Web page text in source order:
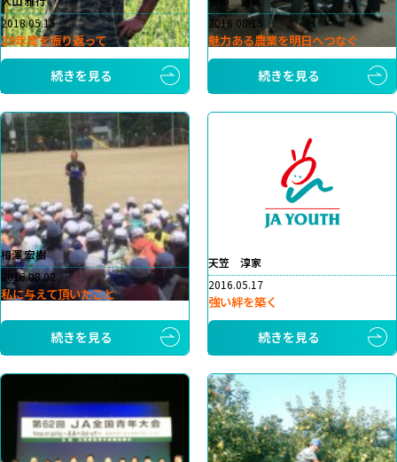
2018.05.15
29年度を振り返って
続きを見る
2016.08.15
魅力ある農業を明日へつなぐ
続きを見る
相澤 宏樹
2016.08.02
私に与えて頂いたこと
続きを見る
天笠 淳家
2016.05.17
強い絆を築く
続きを見る